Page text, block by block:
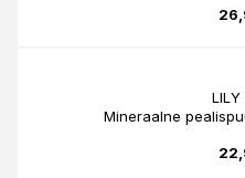
LILY
Mineraalne